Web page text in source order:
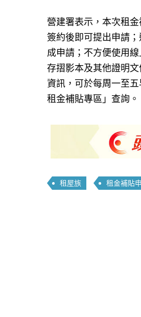
營建署表示，本次租
簽約後即可提出申請
成申請；不方便使用
存摺影本及其他證明
資訊，可於每周一至
租金補貼專區」查詢。
租屋族 租金補貼